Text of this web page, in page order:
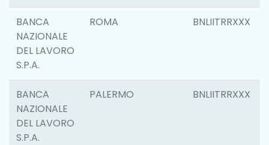
BANCA
NAZIONALE
DEL LAVORO
S.P.A.
ROMA BNLIITRRXXX
BANCA
NAZIONALE
DEL LAVORO
S.P.A.
PALERMO BNLIITRRXXX